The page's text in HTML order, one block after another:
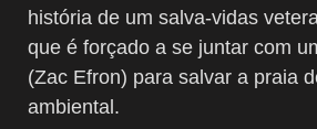
história de um salva-vidas
que é forçado a se juntar com
(Zac Efron) para salvar a praia
ambiental.